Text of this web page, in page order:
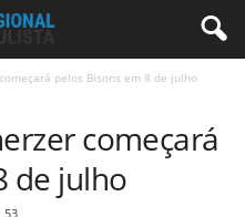
pelos Bisons em 8 de julho
começará
de julho
53